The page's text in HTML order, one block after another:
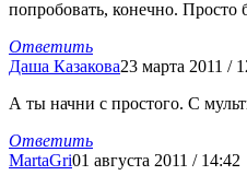
попробовать, конечно. Просто
Ответить
Даша Казакова23 марта 2011 /
А ты начни с простого. С
Ответить
MartaGri01 августа 2011 / 14:42